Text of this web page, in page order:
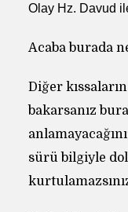
Olay Hz. Davud
Acaba burada
Diğer
bakarsanız
sürü bilgiyle